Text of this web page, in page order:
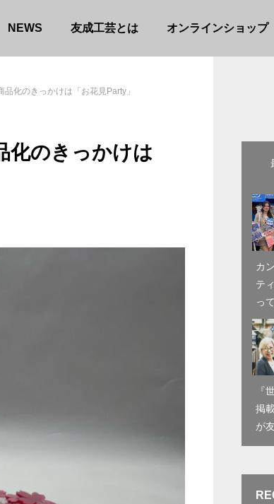
NEWS 友成工芸とは オンラインショップ
化のきっかけは「お花見Party」
化のきっかけは
カ
テ
っ
校
と
as/
ス
『
掲
が
ク
【
催
24